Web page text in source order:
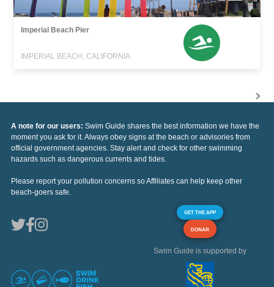
Imperial Beach Pier
IMPERIAL BEACH, CALIFORNIA
A note for our users: Swim Guide shares the best information we have the
moment you ask for it. Always obey signs at the beach or advisories from
official government agencies. Stay alert and check for other swimming
hazards such as dangerous currents and tides.
Please report your pollution concerns so Affiliates can help keep other
beach-goers safe.
GET THE APP
DONAR
Swim Guide is supported by